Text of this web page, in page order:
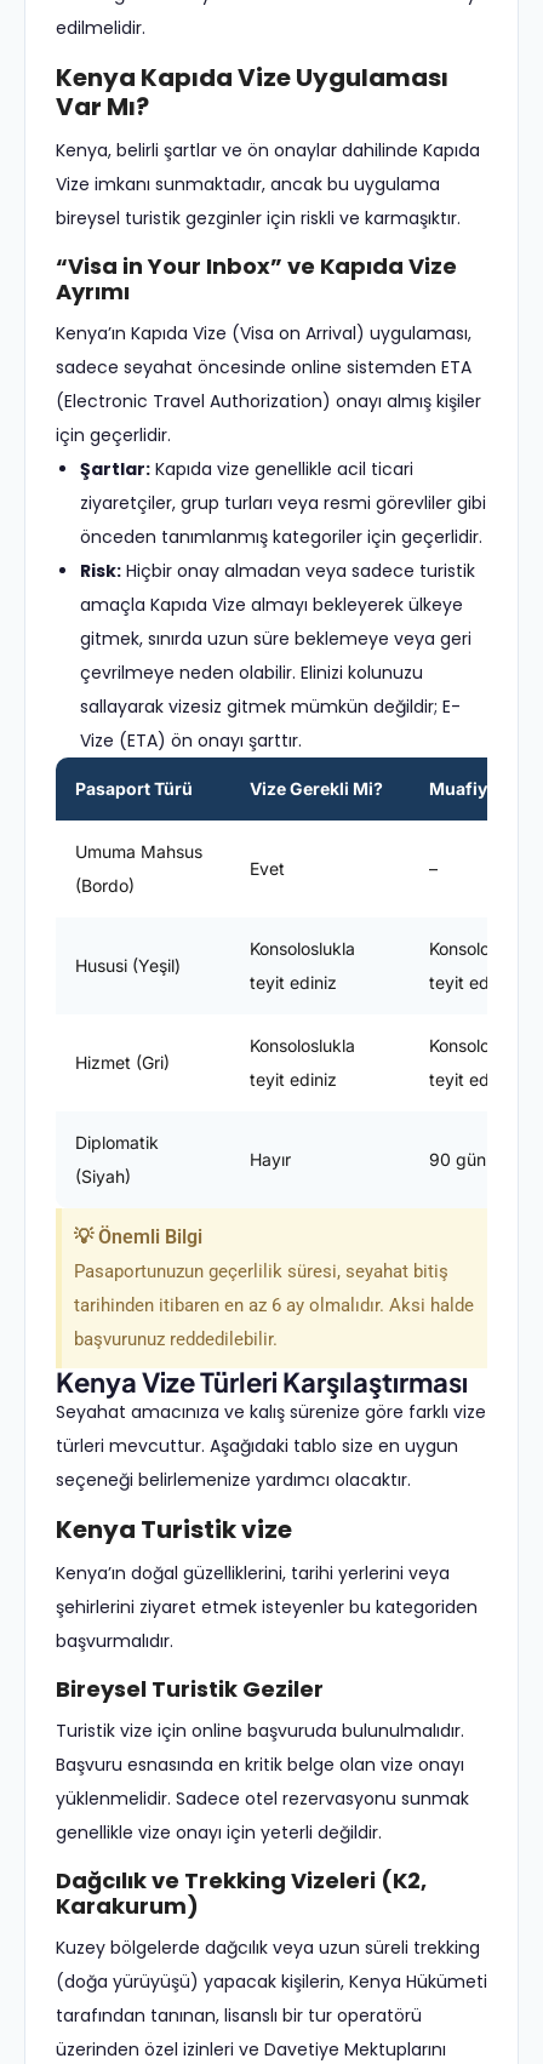
edilmelidir.
Kenya Kapıda Vize Uygulaması
Var Mı?
Kenya, belirli şartlar ve ön onaylar dahilinde Kapıda
Vize imkanı sunmaktadır, ancak bu uygulama
bireysel turistik gezginler için riskli ve karmaşıktır.
“Visa in Your Inbox” ve Kapıda Vize
Ayrımı
Kenya’ın Kapıda Vize (Visa on Arrival) uygulaması,
sadece seyahat öncesinde online sistemden ETA
(Electronic Travel Authorization) onayı almış kişiler
için geçerlidir.
Şartlar: Kapıda vize genellikle acil ticari
ziyaretçiler, grup turları veya resmi görevliler gibi
önceden tanımlanmış kategoriler için geçerlidir.
Risk: Hiçbir onay almadan veya sadece turistik
amaçla Kapıda Vize almayı bekleyerek ülkeye
gitmek, sınırda uzun süre beklemeye veya geri
çevrilmeye neden olabilir. Elinizi kolunuzu
sallayarak vizesiz gitmek mümkün değildir; E-
Vize (ETA) ön onayı şarttır.
Pasaport Türü Vize Gerekli Mi? Muafiyet
Umuma Mahsus
(Bordo)
Evet –
Hususi (Yeşil)
Konsoloslukla
teyit ediniz
Konsoloslukla
teyit ediniz
Hizmet (Gri)
Konsoloslukla
teyit ediniz
Konsoloslukla
teyit ediniz
Diplomatik
(Siyah)
Hayır 90 gün
💡 Önemli Bilgi
Pasaportunuzun geçerlilik süresi, seyahat bitiş
tarihinden itibaren en az 6 ay olmalıdır. Aksi halde
başvurunuz reddedilebilir.
Kenya Vize Türleri Karşılaştırması
Seyahat amacınıza ve kalış sürenize göre farklı vize
türleri mevcuttur. Aşağıdaki tablo size en uygun
seçeneği belirlemenize yardımcı olacaktır.
Kenya Turistik vize
Kenya’ın doğal güzelliklerini, tarihi yerlerini veya
şehirlerini ziyaret etmek isteyenler bu kategoriden
başvurmalıdır.
Bireysel Turistik Geziler
Turistik vize için online başvuruda bulunulmalıdır.
Başvuru esnasında en kritik belge olan vize onayı
yüklenmelidir. Sadece otel rezervasyonu sunmak
genellikle vize onayı için yeterli değildir.
Dağcılık ve Trekking Vizeleri (K2,
Karakurum)
Kuzey bölgelerde dağcılık veya uzun süreli trekking
(doğa yürüyüşü) yapacak kişilerin, Kenya Hükümeti
tarafından tanınan, lisanslı bir tur operatörü
üzerinden özel izinleri ve Davetiye Mektuplarını